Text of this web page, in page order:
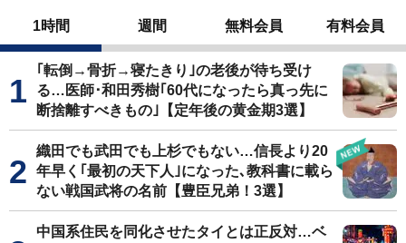
1時間 週間 無料会員 有料会員
｢転倒→骨折→寝たきり｣の老後が待ち受け
る…医師･和田秀樹｢60代になったら真っ先に
断捨離すべきもの｣【定年後の黄金期3選】
織田でも武田でも上杉でもない…信長より20
年早く｢最初の天下人｣になった､教科書に載ら
ない戦国武将の名前【豊臣兄弟！3選】
中国系住民を同化させたタイとは正反対…ベ